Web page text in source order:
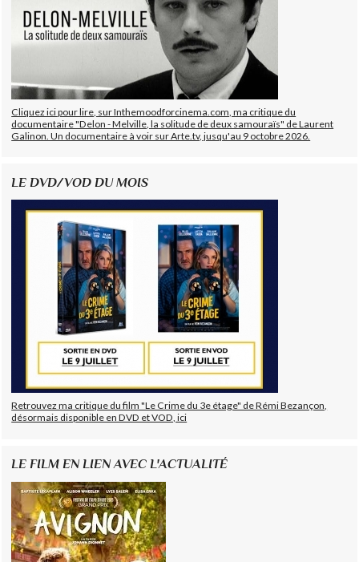
Cliquez ici pour lire, sur Inthemoodforcinema.com, ma critique du
documentaire "Delon - Melville, la solitude de deux samouraïs" de Laurent
Galinon. Un documentaire à voir sur Arte.tv, jusqu'au 9 octobre 2026.
LE DVD/VOD DU MOIS
Retrouvez ma critique du film "Le Crime du 3e étage" de Rémi Bezançon,
désormais disponible en DVD et VOD, ici
LE FILM EN LIEN AVEC L'ACTUALITÉ